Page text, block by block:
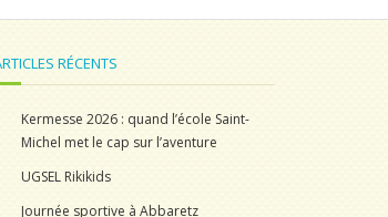
RÉCENTS
Kermesse 2026 : quand l’école Saint-
Michel met le cap sur l’aventure
UGSEL Rikikids
Journée sportive à Abbaretz